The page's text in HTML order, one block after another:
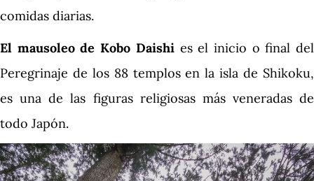
comidas diarias.
El mausoleo de Kobo Daishies el inicio o final del
Peregrinaje de los 88 templos en la isla de Shikoku,
es una de las figuras religiosas más veneradas de
todo Japón.